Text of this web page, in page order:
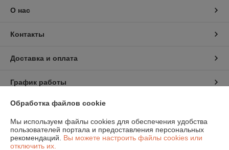
О нас
Контакты
Доставка и оплата
График работы
Полная версия сайта
Политика обработки cookies
Обработка файлов cookie
Мы используем файлы cookies для обеспечения удобства
пользователей портала и предоставления персональных
рекомендаций. Вы можете настроить файлы cookies или
отключить их.